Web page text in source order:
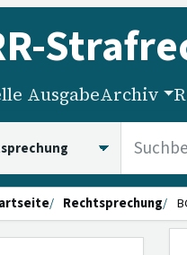
-
AusgabeArchiv
Rechtsprechung